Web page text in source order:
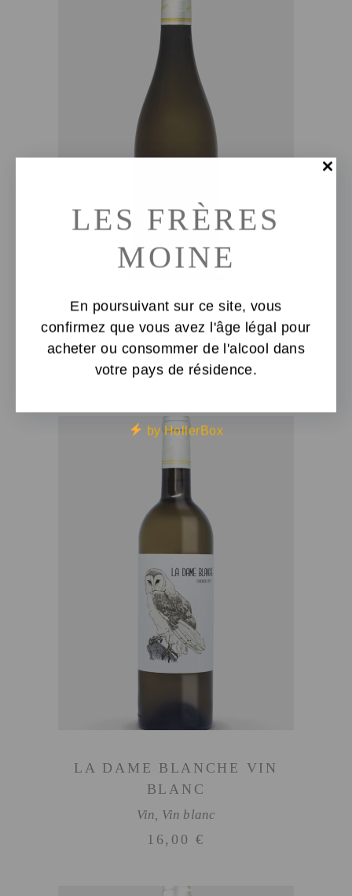
LE CANON VIN BLANC
Vin,Vin blanc
18,00€
AJOUTER AU PANIER
LA DAME BLANCHE VIN
BLANC
Vin, Vin blanc
16,00€
LES FRÈRES
MOINE
En poursuivant sur ce site, vous
confirmez que vous avez l'âge légal pour
acheter ou consommer de l'alcool dans
votre pays de résidence.
by HollerBox